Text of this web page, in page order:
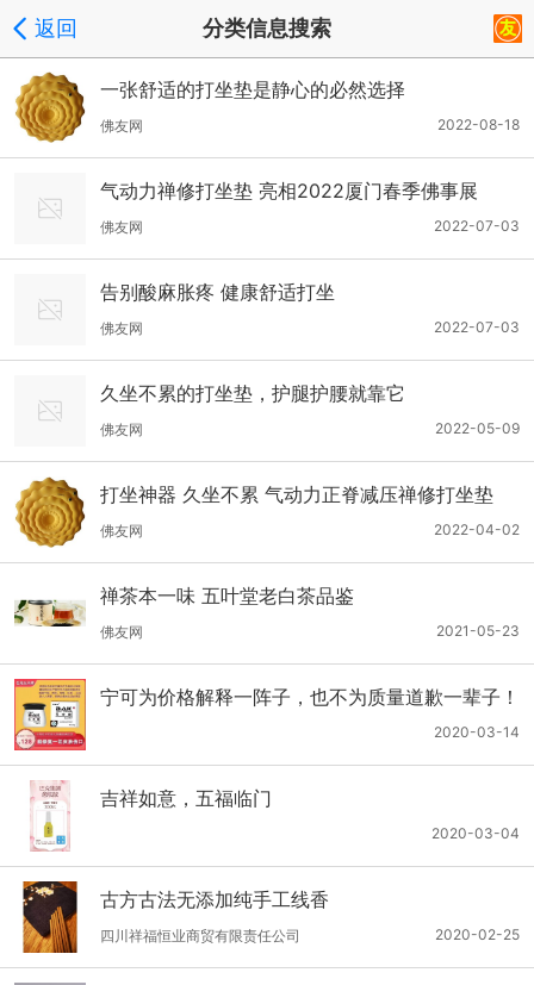
返回 分类信息搜索
一张舒适的打坐垫是静心的必然选择
2022-08-18
佛友网
气动力禅修打坐垫 亮相2022厦门春季佛事展
2022-07-03
佛友网
告别酸麻胀疼 健康舒适打坐
2022-07-03
佛友网
久坐不累的打坐垫，护腿护腰就靠它
2022-05-09
佛友网
打坐神器 久坐不累 气动力正脊减压禅修打坐垫
2022-04-02
佛友网
禅茶本一味 五叶堂老白茶品鉴
2021-05-23
佛友网
宁可为价格解释一阵子，也不为质量道歉一辈子！
2020-03-14
吉祥如意，五福临门
2020-03-04
古方古法无添加纯手工线香
2020-02-25
四川祥福恒业商贸有限责任公司